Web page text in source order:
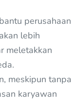
perusahaan
lebih
meletakkan
meskipun tanpa
karyawan